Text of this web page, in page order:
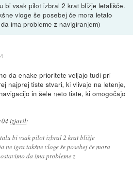
bi vsak pilot izbral 2 krat bližje letališče.
vloge še posebej če mora letalo
ima probleme z navigiranjem)
da enake prioritete veljajo tudi pri
najprej tiste stvari, ki vlivajo na letenje,
in šele neto tiste, ki omogočajo
izjavil:
bi vsak pilot izbral 2 krat bližje
ne igra takšne vloge še posebej če mora
da ima probleme z